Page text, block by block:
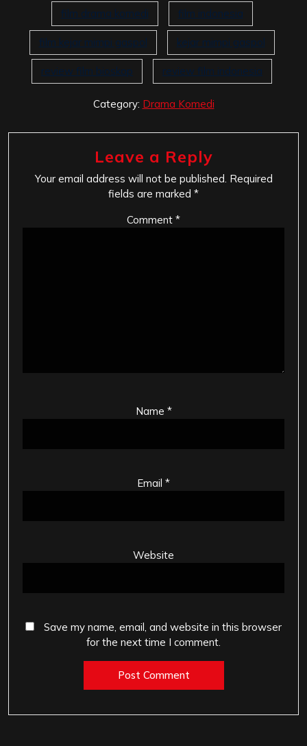
film drama komedi film indonesia
film kejar mimpi gaspol kejar mimpi gaspol
review film bioskop review film indonesia
Category: Drama Komedi
Leave a Reply
Your email address will not be published. Required
fields are marked *
Comment *
Name *
Email *
Website
Save my name, email, and website in this browser
for the next time I comment.